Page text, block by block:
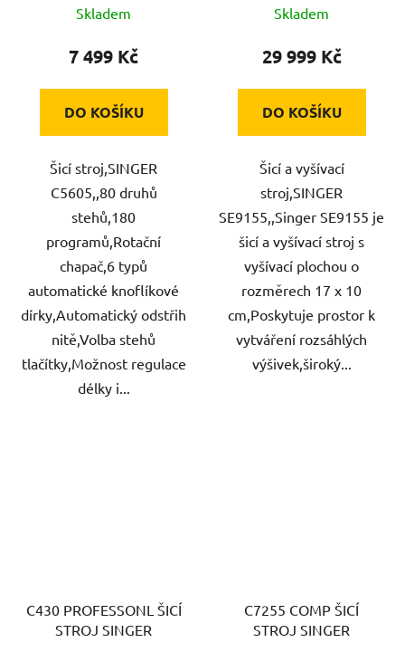
Skladem
7 499 Kč
DO KOŠÍKU
Šicí stroj,SINGER
C5605,,80 druhů
stehů,180
programů,Rotační
chapač,6 typů
automatické knoflíkové
dírky,Automatický odstřih
nitě,Volba stehů
tlačítky,Možnost regulace
délky i...
Skladem
29 999 Kč
DO KOŠÍKU
Šicí a vyšívací
stroj,SINGER
SE9155,,Singer SE9155 je
šicí a vyšívací stroj s
vyšívací plochou o
rozměrech 17 x 10
cm,Poskytuje prostor k
vytváření rozsáhlých
výšivek,široký...
C430 PROFESSONL ŠICÍ
STROJ SINGER
C7255 COMP ŠICÍ
STROJ SINGER